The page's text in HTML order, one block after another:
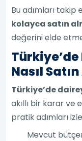
Bu adımları takip
kolayca satın
değerini elde
Nasıl Satın
Türkiye’de
akıllı bir karar ve
pratik adımları
Mevcut